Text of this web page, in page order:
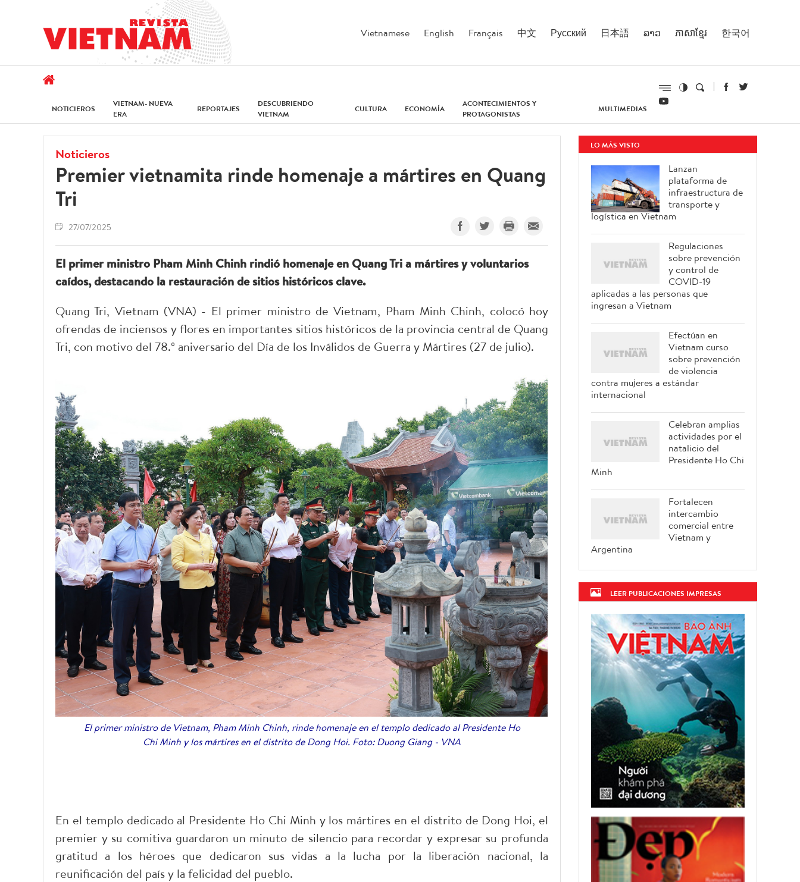
Vietnamese English Français 中文 Русский 日本語 ລາວ ភាសាខ្មែរ 한국어
NOTICIEROS
VIETNAM- NUEVA
ERA
REPORTAJES
DESCUBRIENDO
VIETNAM
CULTURA ECONOMÍA
ACONTECIMIENTOS Y
PROTAGONISTAS
MULTIMEDIAS
Noticieros
Premier vietnamita rinde homenaje a mártires en Quang
Tri
27/07/2025
El primer ministro Pham Minh Chinh rindió homenaje en Quang Tri a mártires y voluntarios
caídos, destacando la restauración de sitios históricos clave.
Quang Tri, Vietnam (VNA) - El primer ministro de Vietnam, Pham Minh Chinh, colocó hoy
ofrendas de inciensos y flores en importantes sitios históricos de la provincia central de Quang
Tri, con motivo del 78.º aniversario del Día de los Inválidos de Guerra y Mártires (27 de julio).
El primer ministro de Vietnam, Pham Minh Chinh, rinde homenaje en el templo dedicado al Presidente Ho
Chi Minh y los mártires en el distrito de Dong Hoi. Foto: Duong Giang - VNA
En el templo dedicado al Presidente Ho Chi Minh y los mártires en el distrito de Dong Hoi, el
premier y su comitiva guardaron un minuto de silencio para recordar y expresar su profunda
gratitud a los héroes que dedicaron sus vidas a la lucha por la liberación nacional, la
reunificación del país y la felicidad del pueblo.
LO MÁS VISTO
Lanzan
plataforma de
infraestructura de
transporte y
logística en Vietnam
Regulaciones
sobre prevención
y control de
COVID-19
aplicadas a las personas que
ingresan a Vietnam
Efectúan en
Vietnam curso
sobre prevención
de violencia
contra mujeres a estándar
internacional
Celebran amplias
actividades por el
natalicio del
Presidente Ho Chi
Minh
Fortalecen
intercambio
comercial entre
Vietnam y
Argentina
LEER PUBLICACIONES IMPRESAS